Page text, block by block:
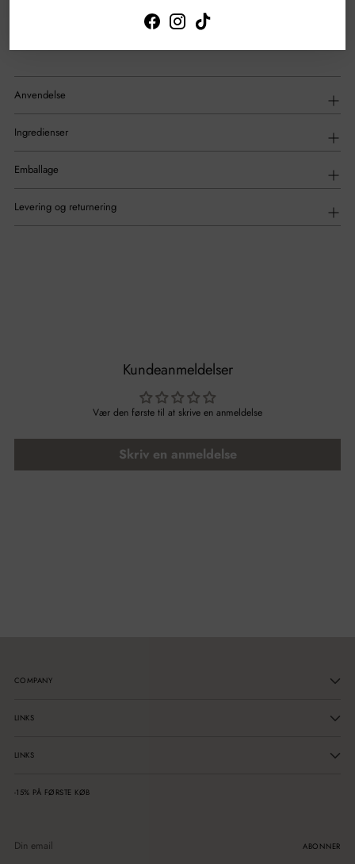
produkt
din
indkøbskurv
Anvendelse
Ingredienser
Emballage
Levering og returnering
Kundeanmeldelser
Vær den første til at skrive en anmeldelse
Skriv en anmeldelse
COMPANY
LINKS
LINKS
-15% PÅ FØRSTE KØB
email
ABONNER